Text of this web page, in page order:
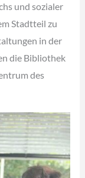
und sozialer
Stadtteil zu
in der
die Bibliothek
des